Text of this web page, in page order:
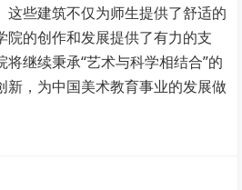
这些建筑不仅为师生提供了舒适的
院的创作和发展提供了有力的支
继续秉承“艺术与科学相结合”的
新，为中国美术教育事业的发展做